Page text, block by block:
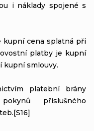
i náklady spojené s
kupní cena splatná při
platby je kupní
kupní smlouvy.
platební brány
příslušného